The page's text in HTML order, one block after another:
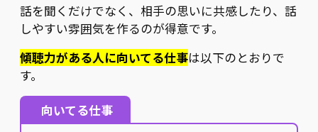
話を聞くだけでなく、相手の思いに共感したり、話
しやすい雰囲気を作るのが得意です。
傾聴力がある人に向いてる仕事は以下のとおりで
す。
向いてる仕事